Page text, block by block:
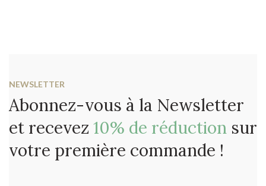
NEWSLETTER
Abonnez-vous à la Newsletter
et recevez 10% de réduction sur
votre première commande !